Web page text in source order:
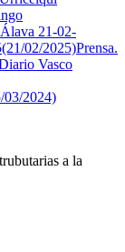
21-02-
02/2025)Prensa.
Vasco
03/2024)
a la